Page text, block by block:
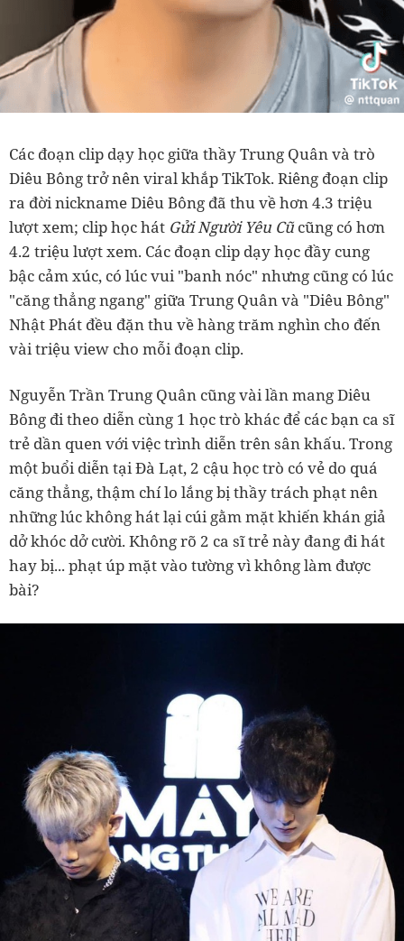
Các đoạn clip dạy học giữa thầy Trung Quân và trò
Diêu Bông trở nên viral khắp TikTok. Riêng đoạn clip
ra đời nickname Diêu Bông đã thu về hơn 4.3 triệu
lượt xem; clip học hát Gửi Người Yêu Cũ cũng có hơn
4.2 triệu lượt xem. Các đoạn clip dạy học đầy cung
bậc cảm xúc, có lúc vui "banh nóc" nhưng cũng có lúc
"căng thẳng ngang" giữa Trung Quân và "Diêu Bông"
Nhật Phát đều đặn thu về hàng trăm nghìn cho đến
vài triệu view cho mỗi đoạn clip.
Nguyễn Trần Trung Quân cũng vài lần mang Diêu
Bông đi theo diễn cùng 1 học trò khác để các bạn ca sĩ
trẻ dần quen với việc trình diễn trên sân khấu. Trong
một buổi diễn tại Đà Lạt, 2 cậu học trò có vẻ do quá
căng thẳng, thậm chí lo lắng bị thầy trách phạt nên
những lúc không hát lại cúi gằm mặt khiến khán giả
dở khóc dở cười. Không rõ 2 ca sĩ trẻ này đang đi hát
hay bị... phạt úp mặt vào tường vì không làm được
bài?